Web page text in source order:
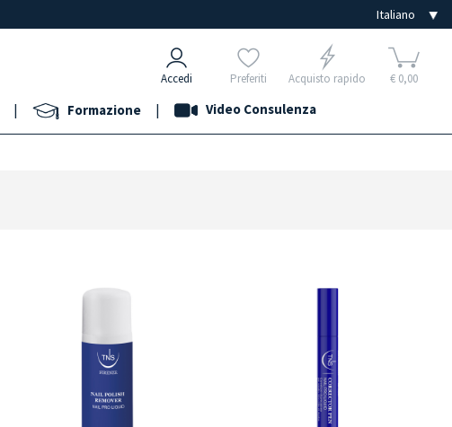
Accedi Preferiti Acquisto rapido € 0,00
| Formazione | Video Consulenza